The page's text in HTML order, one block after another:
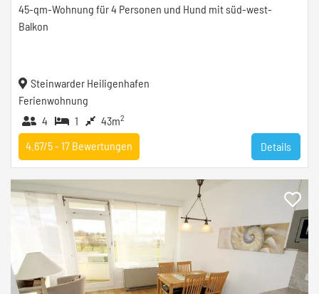
45-qm-Wohnung für 4 Personen und Hund mit süd-west-
Balkon
Steinwarder Heiligenhafen
Ferienwohnung
4
1 43m2
Details
4.67/5 - 17 Bewertungen